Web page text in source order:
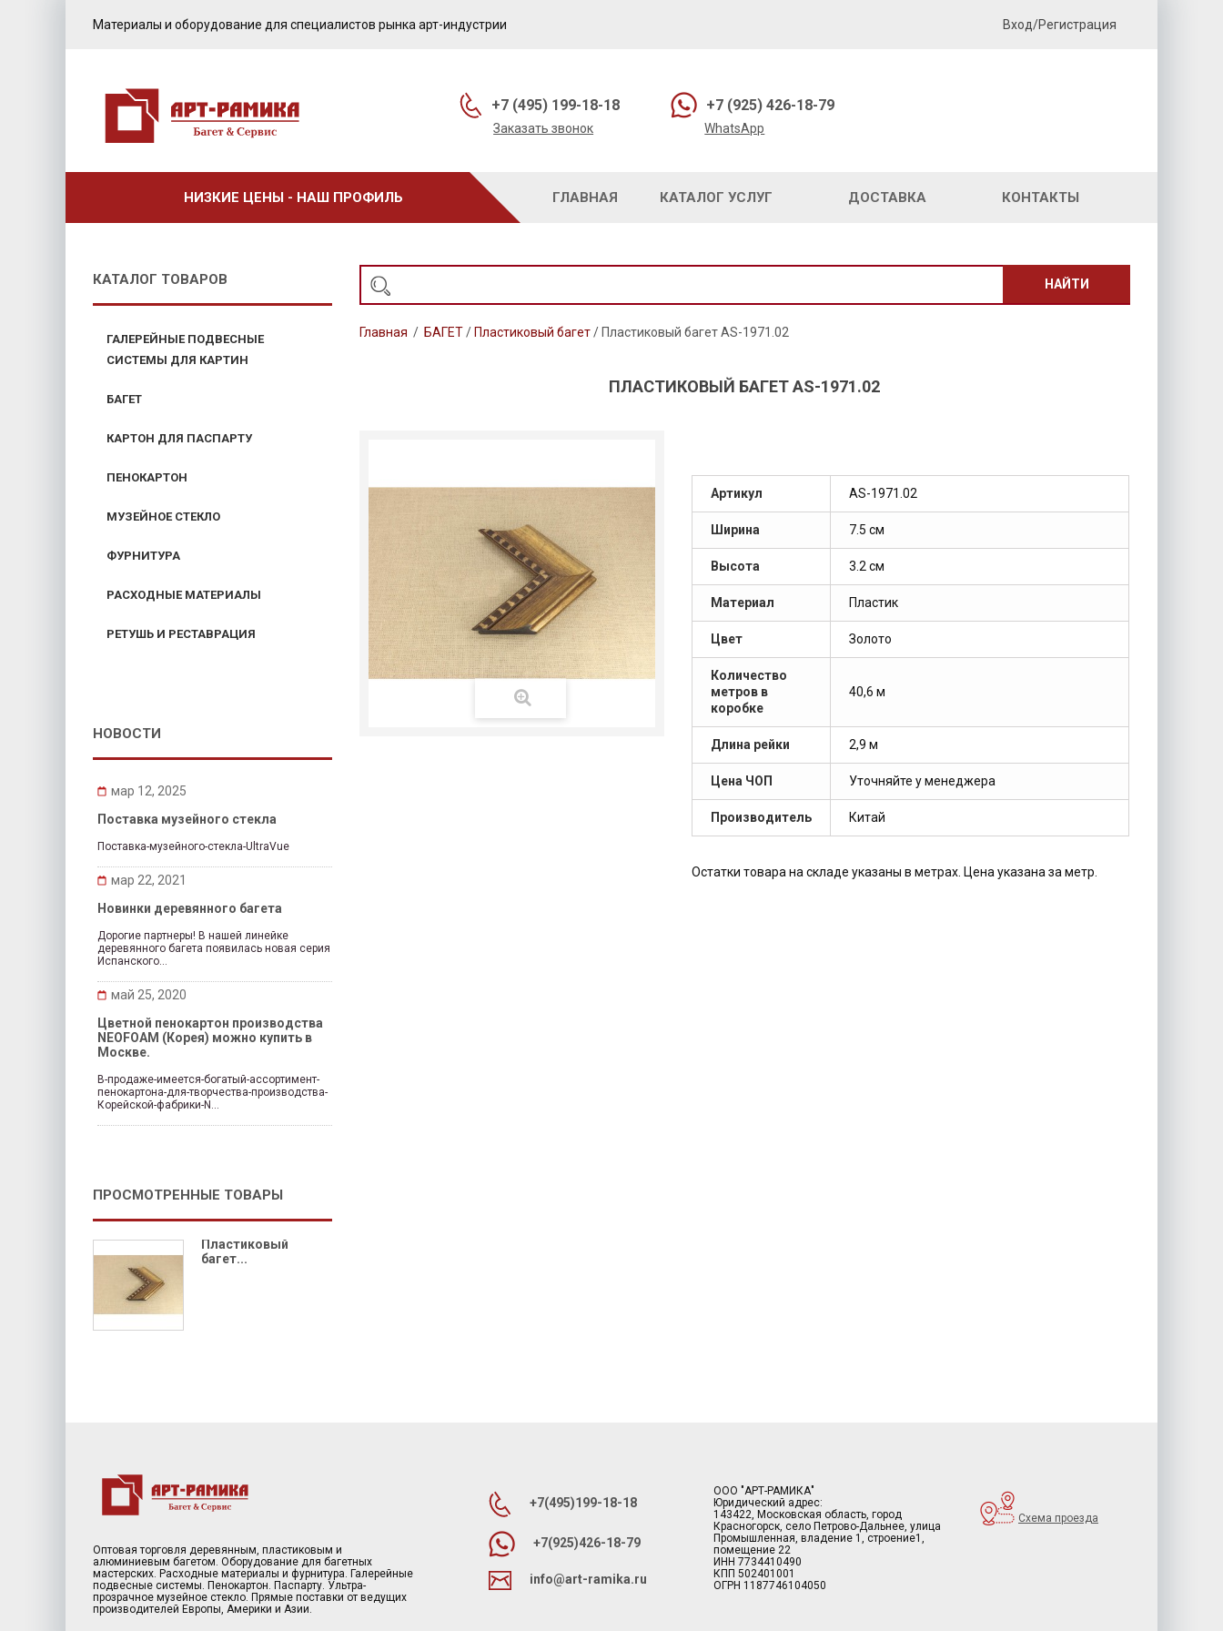
Материалы и оборудование для специалистов рынка арт-индустрии Вход/Регистрация
+7 (495) 199-18-18
Заказать звонок
+7 (925) 426-18-79
WhatsApp
НИЗКИЕ ЦЕНЫ - НАШ ПРОФИЛЬ ГЛАВНАЯ КАТАЛОГ УСЛУГ ДОСТАВКА КОНТАКТЫ
КАТАЛОГ ТОВАРОВ
ГАЛЕРЕЙНЫЕ ПОДВЕСНЫЕ
СИСТЕМЫ ДЛЯ КАРТИН
БАГЕТ
КАРТОН ДЛЯ ПАСПАРТУ
ПЕНОКАРТОН
МУЗЕЙНОЕ СТЕКЛО
ФУРНИТУРА
РАСХОДНЫЕ МАТЕРИАЛЫ
РЕТУШЬ И РЕСТАВРАЦИЯ
НОВОСТИ
мар 12, 2025
Поставка музейного стекла
Поставка-музейного-стекла-UltraVue
мар 22, 2021
Новинки деревянного багета
Дорогие партнеры! В нашей линейке
деревянного багета появилась новая серия
Испанского...
май 25, 2020
Цветной пенокартон производства
NEOFOAM (Корея) можно купить в
Москве.
В-продаже-имеется-богатый-ассортимент-
пенокартона-для-творчества-производства-
Корейской-фабрики-N...
ПРОСМОТРЕННЫЕ ТОВАРЫ
Пластиковый
багет...
НАЙТИ
Главная / БАГЕТ / Пластиковый багет / Пластиковый багет AS-1971.02
ПЛАСТИКОВЫЙ БАГЕТ AS-1971.02
Артикул AS-1971.02
Ширина 7.5 см
Высота 3.2 см
Материал Пластик
Цвет Золото
Количество
метров в
коробке
40,6 м
Длина рейки 2,9 м
Цена ЧОП Уточняйте у менеджера
Производитель Китай
Остатки товара на складе указаны в метрах. Цена указана за метр.
Оптовая торговля деревянным, пластиковым и
алюминиевым багетом. Оборудование для багетных
мастерских. Расходные материалы и фурнитура. Галерейные
подвесные системы. Пенокартон. Паспарту. Ультра-
прозрачное музейное стекло. Прямые поставки от ведущих
производителей Европы, Америки и Азии.
+7(495)199-18-18
+7(925)426-18-79
info@art-ramika.ru
ООО "АРТ-РАМИКА"
Юридический адрес:
143422, Московская область, город
Красногорск, село Петрово-Дальнее, улица
Промышленная, владение 1, строение1,
помещение 22
ИНН 7734410490
КПП 502401001
ОГРН 1187746104050
Схема проезда